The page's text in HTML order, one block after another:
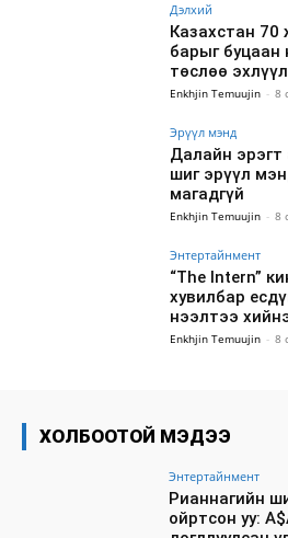
Дэлхий
Казахстан 70
барыг буцаан
төслөө
Enkhjin Temuujin - 8
Эрүүл мэнд
Далайн эрэгт
шиг эрүүл
магадгүй
Enkhjin Temuujin - 8
Энтертайнмент
“The Intern”
хувилбар
нээлтээ
Enkhjin Temuujin - 8
ХОЛБООТОЙ МЭДЭЭ
Энтертайнмент
Рианнагийн
ойртсон уу: